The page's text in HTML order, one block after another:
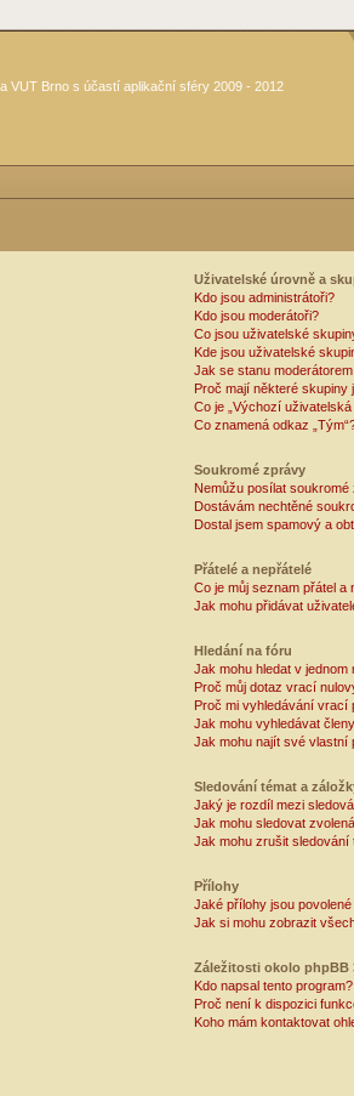
VUT Brno s účastí aplikační sféry 2009 - 2012
Uživatelské úrovně a
Kdo jsou administrátoři?
Kdo jsou moderátoři?
Co jsou uživatelské
Kde jsou uživatelské
Jak se stanu
Proč mají některé skupiny
Co je „Výchozí uživatelská
Co znamená odkaz
Soukromé zprávy
Nemůžu posílat soukromé
Dostávám nechtěné
Dostal jsem spamový a
Přátelé a nepřátelé
Co je můj seznam přátel a
Jak mohu přidávat
Hledání na fóru
Jak mohu hledat v jednom
Proč můj dotaz vrací
Proč mi vyhledávání vrací
Jak mohu vyhledávat
Jak mohu najít své vlastní
Sledování témat a
Jaký je rozdíl mezi
Jak mohu sledovat
Jak mohu zrušit sledování
Přílohy
Jaké přílohy jsou
Jak si mohu zobrazit
Záležitosti okolo phpBB
Kdo napsal tento program?
Proč není k dispozici
Koho mám kontaktovat